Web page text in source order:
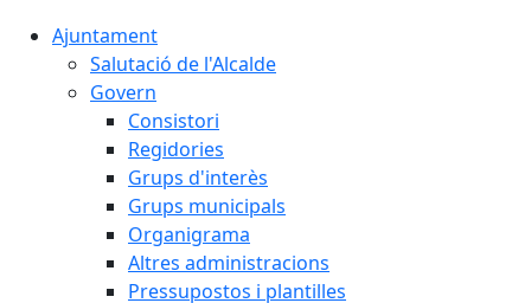
Ajuntament
Salutació de l'Alcalde
Govern
Consistori
Regidories
Grups d'interès
Grups municipals
Organigrama
Altres administracions
Pressupostos i plantilles